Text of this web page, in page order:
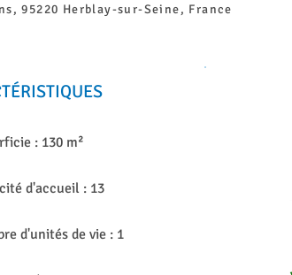
: 130 m²
d'accueil : 13
d'unités de vie : 1
95220 Herblay-sur-Seine, France